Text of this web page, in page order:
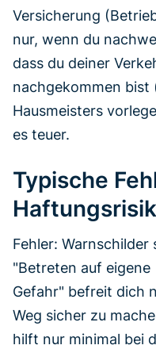
Versicherung
nur, wenn du
dass du deiner
nachgekommen bist
Hausmeisters
es teuer.
Typische
Fehler:
"Betreten auf eigene
Gefahr" befreit dich
Weg sicher zu
hilft nur minimal bei